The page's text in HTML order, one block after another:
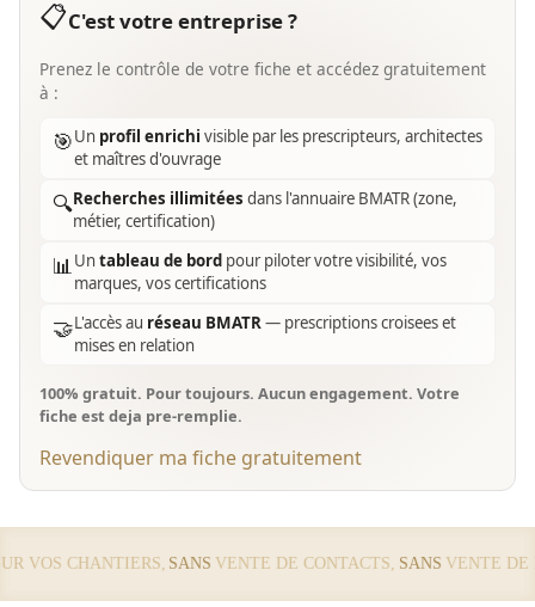
📋C'est votre entreprise ?
Prenez le contrôle de votre fiche et accédez gratuitement
à :
🎯Un profil enrichi visible par les prescripteurs, architectes
et maîtres d'ouvrage
🔍Recherches illimitées dans l'annuaire BMATR (zone,
métier, certification)
📊Untableau de bord pour piloter votre visibilité, vos
marques, vos certifications
🤝L'accès au réseau BMATR— prescriptions croisees et
mises en relation
100% gratuit. Pour toujours. Aucun engagement. Votre
fiche est deja pre-remplie.
Revendiquer ma fiche gratuitement
VOS CHANTIERS, SANSVENTE DE CONTACTS,SANSVENTE DE